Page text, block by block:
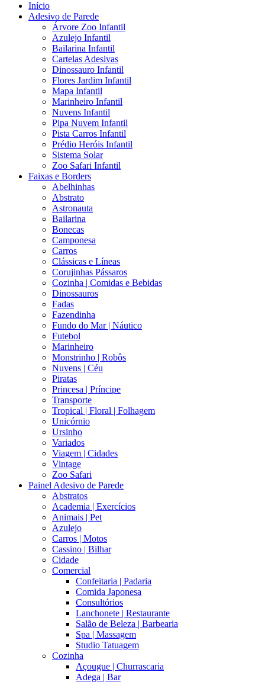
Início
Adesivo de Parede
Árvore Zoo Infantil
Azulejo Infantil
Bailarina Infantil
Cartelas Adesivas
Dinossauro Infantil
Flores Jardim Infantil
Mapa Infantil
Marinheiro Infantil
Nuvens Infantil
Pipa Nuvem Infantil
Pista Carros Infantil
Prédio Heróis Infantil
Sistema Solar
Zoo Safari Infantil
Faixas e Borders
Abelhinhas
Abstrato
Astronauta
Bailarina
Bonecas
Camponesa
Carros
Clássicas e Líneas
Corujinhas Pássaros
Cozinha | Comidas e Bebidas
Dinossauros
Fadas
Fazendinha
Fundo do Mar | Náutico
Futebol
Marinheiro
Monstrinho | Robôs
Nuvens | Céu
Piratas
Princesa | Príncipe
Transporte
Tropical | Floral | Folhagem
Unicórnio
Ursinho
Variados
Viagem | Cidades
Vintage
Zoo Safari
Painel Adesivo de Parede
Abstratos
Academia | Exercícios
Animais | Pet
Azulejo
Carros | Motos
Cassino | Bilhar
Cidade
Comercial
Confeitaria | Padaria
Comida Japonesa
Consultórios
Lanchonete | Restaurante
Salão de Beleza | Barbearia
Spa | Massagem
Studio Tatuagem
Cozinha
Açougue | Churrascaria
Adega | Bar